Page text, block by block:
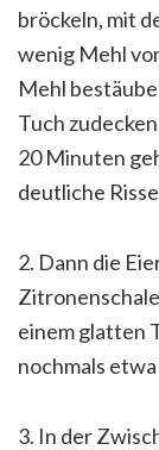
bröckeln, mit
wenig Mehl
Mehl
Tuch
20 Minuten
deutliche
2. Dann die
einem glatten
nochmals
3. In der